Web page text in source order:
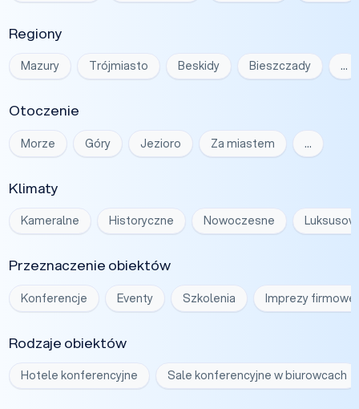
Regiony
Mazury Trójmiasto Beskidy Bieszczady …
Otoczenie
Morze Góry Jezioro Za miastem …
Klimaty
Kameralne Historyczne Nowoczesne
Przeznaczenie obiektów
Konferencje Eventy Szkolenia Imprezy firmowe
Rodzaje obiektów
Hotele konferencyjne Sale konferencyjne w biurowcach